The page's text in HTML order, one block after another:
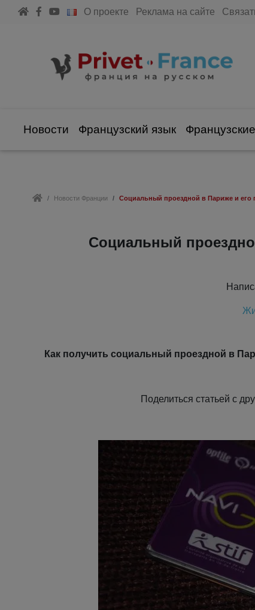
О проекте Реклама на сайте
Новости Французский язык
Новости Франции Социальный проездной в Париже и его
Социальный
Как получить социальный проездной в
Поделиться статьей с